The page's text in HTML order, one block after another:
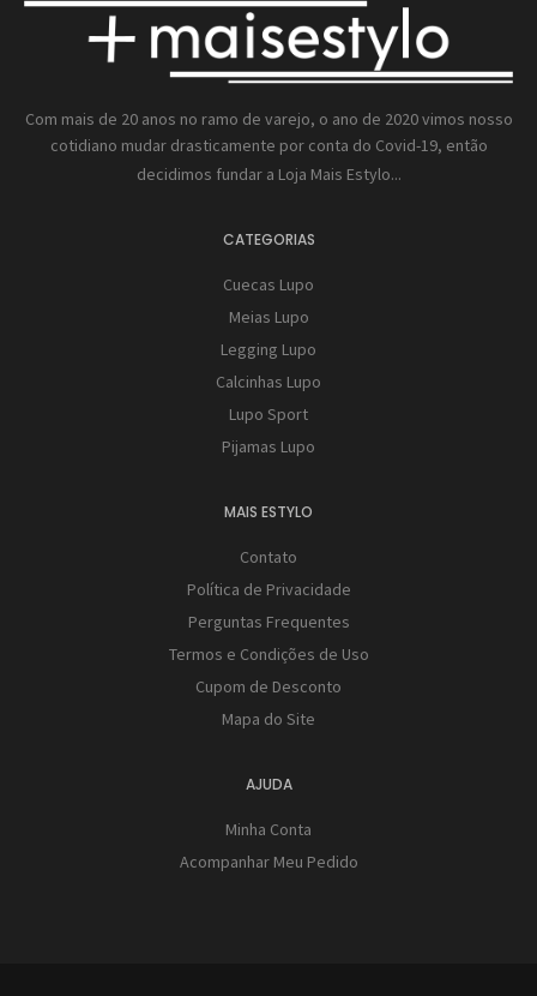
Com mais de 20 anos no ramo de varejo, o ano de 2020 vimos nosso
cotidiano mudar drasticamente por conta do Covid-19, então
decidimos fundar a Loja Mais Estylo...
CATEGORIAS
Cuecas Lupo
Meias Lupo
Legging Lupo
Calcinhas Lupo
Lupo Sport
Pijamas Lupo
MAIS ESTYLO
Contato
Política de Privacidade
Perguntas Frequentes
Termos e Condições de Uso
Cupom de Desconto
Mapa do Site
AJUDA
Minha Conta
Acompanhar Meu Pedido